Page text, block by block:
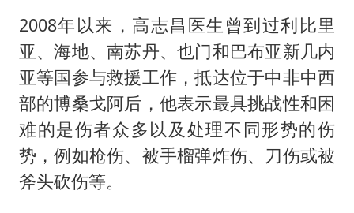
2008年以来，高志昌医生曾到过利比里
亚、海地、南苏丹、也门和巴布亚新几内
亚等国参与救援工作，抵达位于中非中西
部的博桑戈阿后，他表示最具挑战性和困
难的是伤者众多以及处理不同形势的伤
势，例如枪伤、被手榴弹炸伤、刀伤或被
斧头砍伤等。